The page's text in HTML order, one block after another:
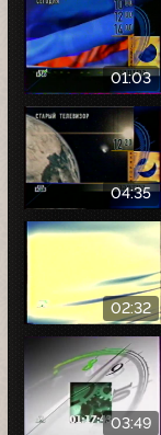
01:03
04:35
02:32
03:49